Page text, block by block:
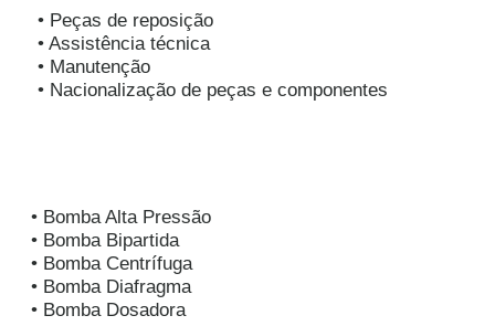
• Peças de reposição
• Assistência técnica
• Manutenção
• Nacionalização de peças e componentes
• Bomba Alta Pressão
• Bomba Bipartida
• Bomba Centrífuga
• Bomba Diafragma
• Bomba Dosadora